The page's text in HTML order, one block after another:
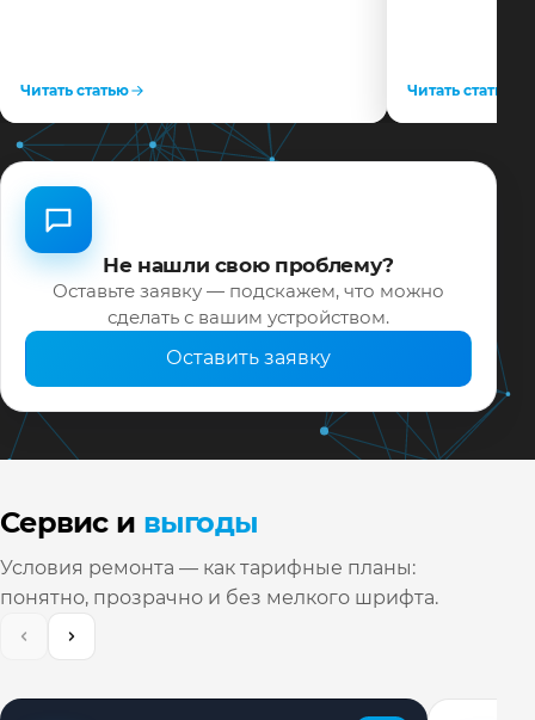
Читать статью Читать статью
Не нашли свою проблему?
Оставьте заявку — подскажем, что можно
сделать с вашим устройством.
Оставить заявку
Сервис и выгоды
Условия ремонта — как тарифные планы:
понятно, прозрачно и без мелкого шрифта.